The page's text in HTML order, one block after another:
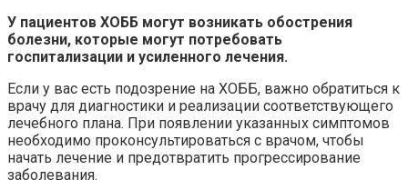
У пациентов ХОББ могут возникать обострения
болезни, которые могут потребовать
госпитализации и усиленного лечения.
Если у вас есть подозрение на ХОББ, важно обратиться к
врачу для диагностики и реализации соответствующего
лечебного плана. При появлении указанных симптомов
необходимо проконсультироваться с врачом, чтобы
начать лечение и предотвратить прогрессирование
заболевания.